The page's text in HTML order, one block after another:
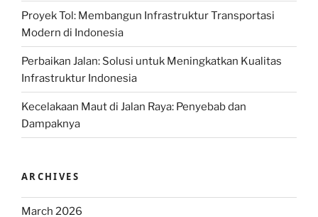
Proyek Tol: Membangun Infrastruktur Transportasi
Modern di Indonesia
Perbaikan Jalan: Solusi untuk Meningkatkan Kualitas
Infrastruktur Indonesia
Kecelakaan Maut di Jalan Raya: Penyebab dan
Dampaknya
ARCHIVES
March 2026